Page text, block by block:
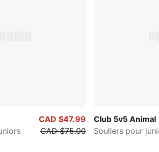
CAD $47.99
CAD $75.00
Club 5v5 Animal
Souliers pour